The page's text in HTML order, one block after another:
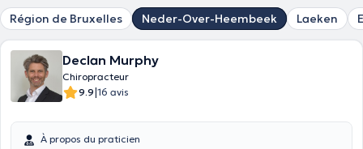
Région de Bruxelles Neder-Over-Heembeek Laeken
Declan Murphy
Chiropracteur
9.9|16 avis
À propos du praticien